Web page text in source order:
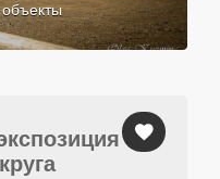
объекты